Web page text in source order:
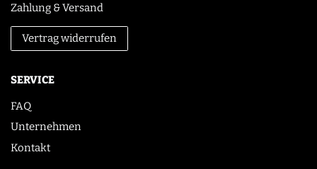
Zahlung & Versand
Vertrag widerrufen
SERVICE
FAQ
Unternehmen
Kontakt